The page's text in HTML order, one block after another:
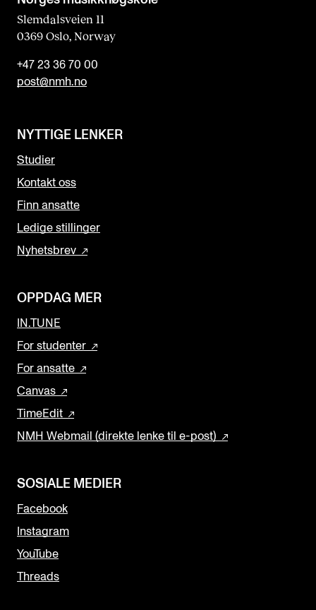
Slemdalsveien 11
0369 Oslo, Norway
+47 23 36 70 00
post@nmh.no
NYTTIGE LENKER
Studier
Kontakt oss
Finn ansatte
Ledige stillinger
Nyhetsbrev
OPPDAG MER
IN.TUNE
For studenter
For ansatte
Canvas
TimeEdit
NMH Webmail (direkte lenke til e-post)
SOSIALE MEDIER
Facebook
Instagram
YouTube
Threads